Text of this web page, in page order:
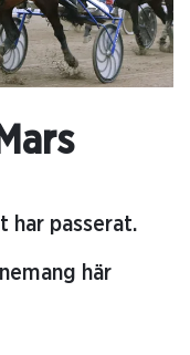
har passerat.
här